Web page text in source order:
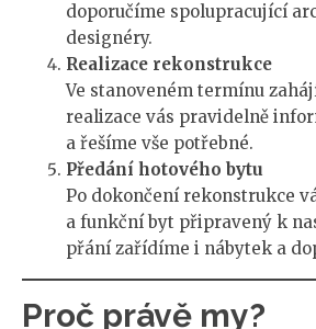
doporučíme spolupracující
designéry.
Realizace rekonstrukce
Ve stanoveném termínu
realizace vás pravidelně
a řešíme vše potřebné.
Předání hotového bytu
Po dokončení rekonstrukce
a funkční byt připravený k
přání zařídíme i nábytek a
Proč právě my?